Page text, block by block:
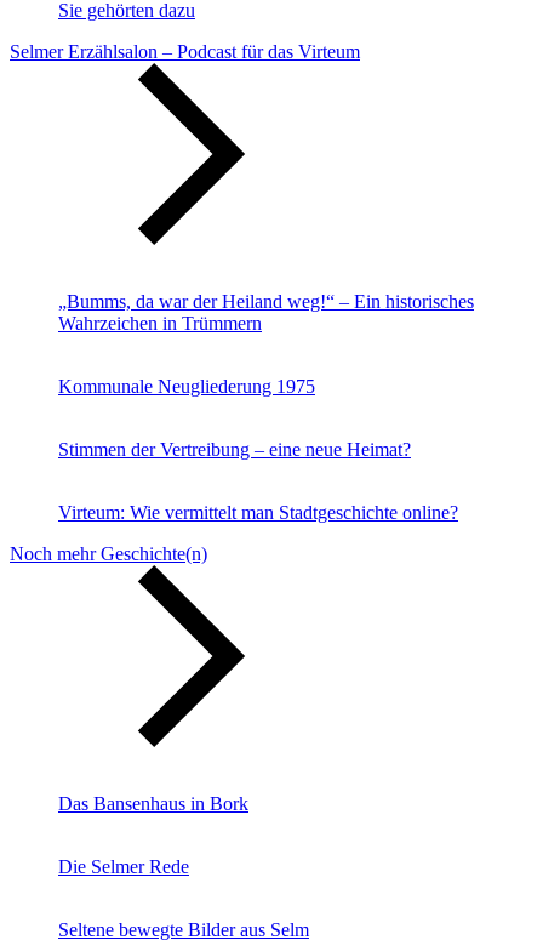
Sie gehörten dazu
Selmer Erzählsalon – Podcast für das Virteum
„Bumms, da war der Heiland weg!“ – Ein historisches
Wahrzeichen in Trümmern
Kommunale Neugliederung 1975
Stimmen der Vertreibung – eine neue Heimat?
Virteum: Wie vermittelt man Stadtgeschichte online?
Noch mehr Geschichte(n)
Das Bansenhaus in Bork
Die Selmer Rede
Seltene bewegte Bilder aus Selm